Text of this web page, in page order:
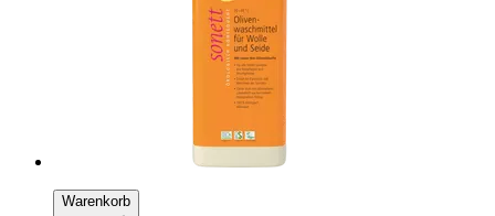
Warenkorb